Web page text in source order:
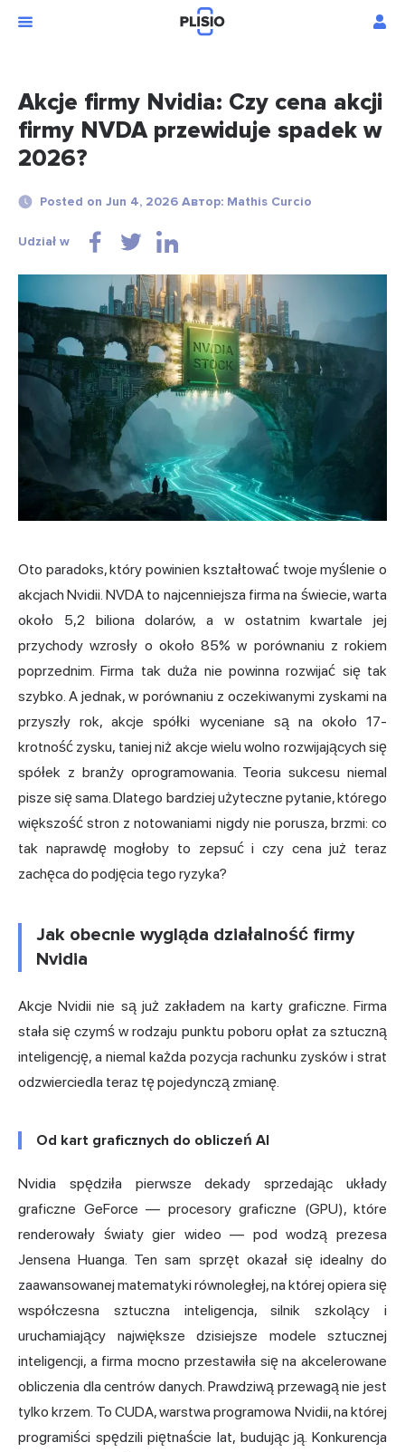
Akcje firmy Nvidia: Czy cena akcji
firmy NVDA przewiduje spadek w
2026?
Posted on Jun 4, 2026 Автор: Mathis Curcio
Udział w
Oto paradoks, który powinien kształtować twoje myślenie o
akcjach Nvidii. NVDA to najcenniejsza firma na świecie, warta
około 5,2 biliona dolarów, a w ostatnim kwartale jej
przychody wzrosły o około 85% w porównaniu z rokiem
poprzednim. Firma tak duża nie powinna rozwijać się tak
szybko. A jednak, w porównaniu z oczekiwanymi zyskami na
przyszły rok, akcje spółki wyceniane są na około 17-
krotność zysku, taniej niż akcje wielu wolno rozwijających się
spółek z branży oprogramowania. Teoria sukcesu niemal
pisze się sama. Dlatego bardziej użyteczne pytanie, którego
większość stron z notowaniami nigdy nie porusza, brzmi: co
tak naprawdę mogłoby to zepsuć i czy cena już teraz
zachęca do podjęcia tego ryzyka?
Jak obecnie wygląda działalność firmy
Nvidia
Akcje Nvidii nie są już zakładem na karty graficzne. Firma
stała się czymś w rodzaju punktu poboru opłat za sztuczną
inteligencję, a niemal każda pozycja rachunku zysków i strat
odzwierciedla teraz tę pojedynczą zmianę.
Od kart graficznych do obliczeń AI
Nvidia spędziła pierwsze dekady sprzedając układy
graficzne GeForce — procesory graficzne (GPU), które
renderowały światy gier wideo — pod wodzą prezesa
Jensena Huanga. Ten sam sprzęt okazał się idealny do
zaawansowanej matematyki równoległej, na której opiera się
współczesna sztuczna inteligencja, silnik szkolący i
uruchamiający największe dzisiejsze modele sztucznej
inteligencji, a firma mocno przestawiła się na akcelerowane
obliczenia dla centrów danych. Prawdziwą przewagą nie jest
tylko krzem. To CUDA, warstwa programowa Nvidii, na której
programiści spędzili piętnaście lat, budując ją. Konkurencja